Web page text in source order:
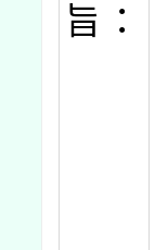
旨：